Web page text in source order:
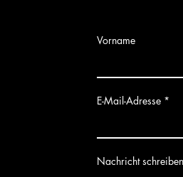
Vorname
E-Mail-Adresse
Nachricht schreiben